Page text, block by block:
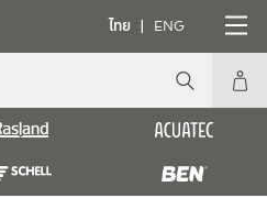
ไทย ENG